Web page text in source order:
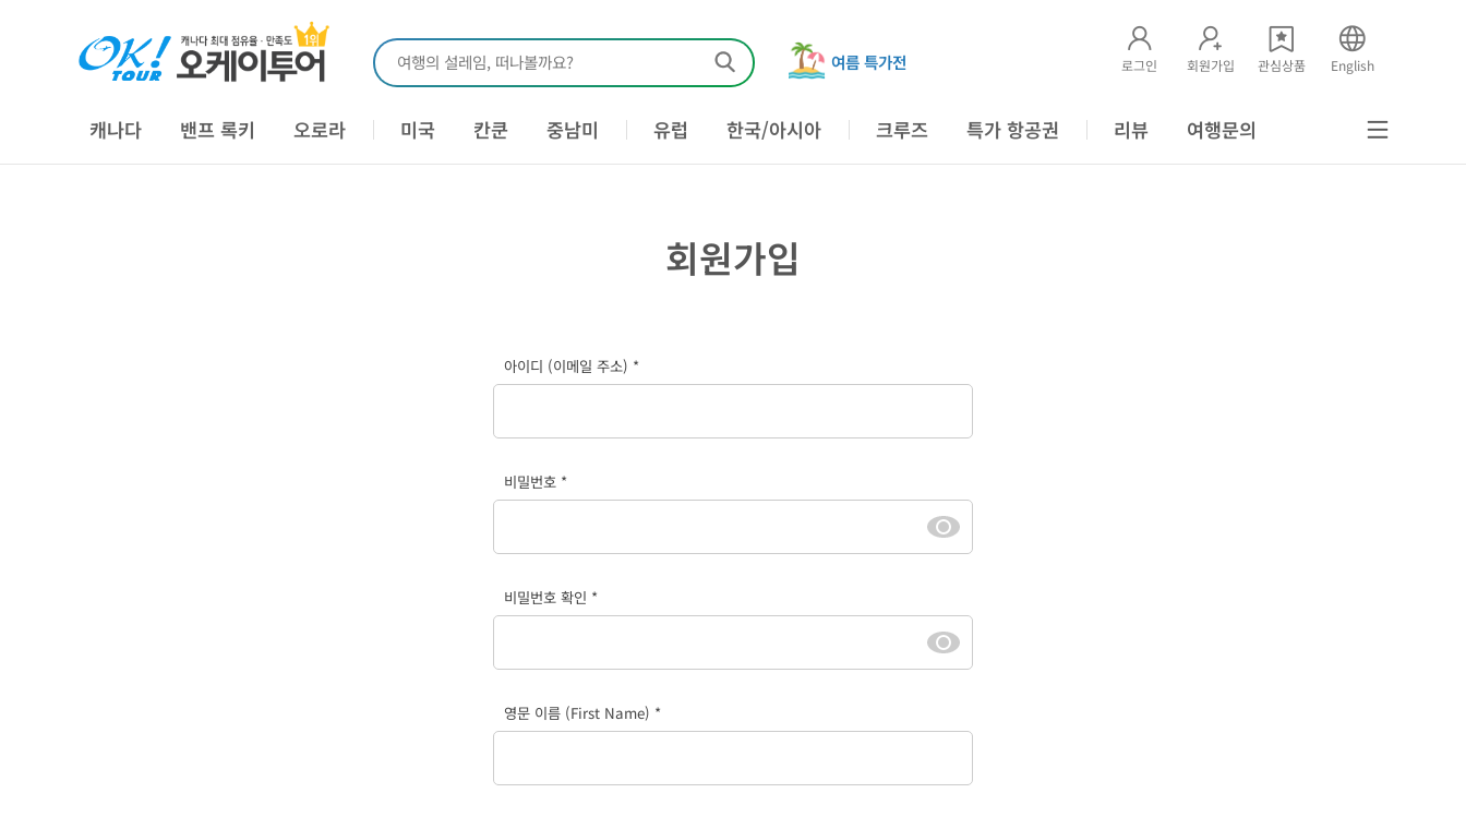
여행의 설레임, 떠나볼까요? 여름 특가전 로그인 회원가입 관심상품 English
캐나다 밴프 록키 오로라 미국 칸쿤 중남미 유럽 한국/아시아 크루즈 특가 항공권 리뷰 여행문의
회원가입
아이디 (이메일 주소) *
비밀번호 *
비밀번호 확인 *
영문 이름 (First Name) *